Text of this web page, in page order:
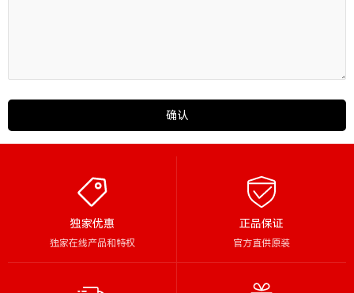
确认
独家优惠
独家在线产品和特权
正品保证
官方直供原装